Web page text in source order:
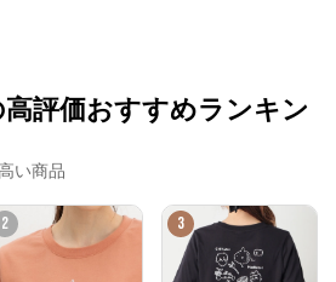
評価おすすめランキン
い商品
2 3